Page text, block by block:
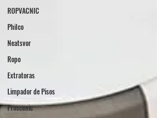
ROPVACNIC
Philco
Neatsvor
Ropo
Extratoras
Limpador de Pisos
Proscenic